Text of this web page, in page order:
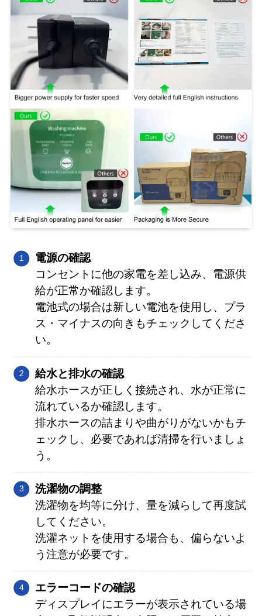
電源の確認
コンセントに他の家電を差し込み、電源供
給が正常か確認します。
電池式の場合は新しい電池を使用し、プラ
ス・マイナスの向きもチェックしてくださ
い。
給水と排水の確認
給水ホースが正しく接続され、水が正常に
流れているか確認します。
排水ホースの詰まりや曲がりがないかもチ
ェックし、必要であれば清掃を行いましょ
う。
洗濯物の調整
洗濯物を均等に分け、量を減らして再度試
してください。
洗濯ネットを使用する場合も、偏らないよ
う注意が必要です。
エラーコードの確認
ディスプレイにエラーが表示されている場